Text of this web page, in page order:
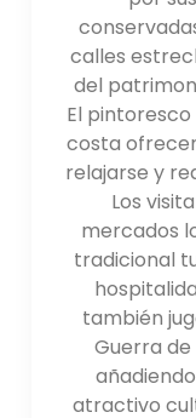
especias),
tradicional
"Kastamonu
castañas y
Alojamiento:
de
casas de
La mayoría
el centro
acceso a
calles
del
El
costa
relajarse y
Los
mercados
tradicional
también
Guerra
atractivo